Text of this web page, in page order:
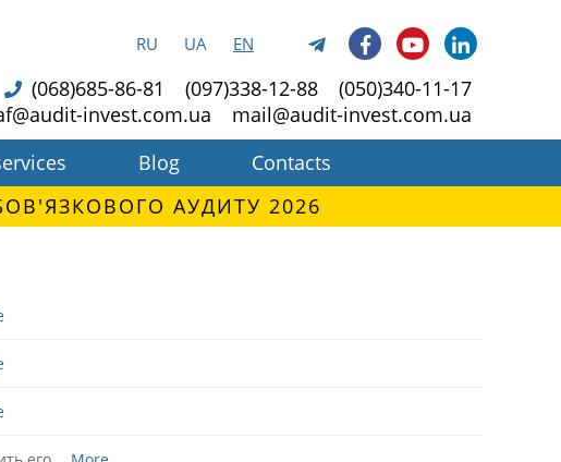
RU UA EN
(068)685-86-81 (097)338-12-88
(050)340-11-17
invest.com.ua
mail@audit-invest.com.ua
Blog
Contacts
АУДИТУ 2026